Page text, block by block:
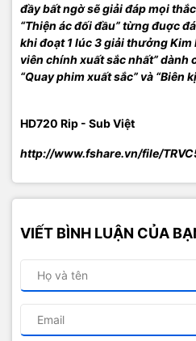
đầy bất ngờ sẽ giải đáp mọi
“Thiện ác đối đầu” từng đuợc
khi đoạt 1 lúc 3 giải thưởng Kim
viên chính xuất sắc nhất” dành
“Quay phim xuất sắc” và “Biên
HD720 Rip - Sub Việt
http://www.fshare.vn/file/
VIẾT BÌNH LUẬN CỦA